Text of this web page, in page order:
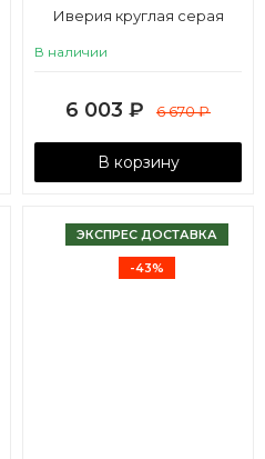
Иверия круглая серая
В наличии
6 003 ₽ 6 670₽
В корзину
ЭКСПРЕС ДОСТАВКА
-43%